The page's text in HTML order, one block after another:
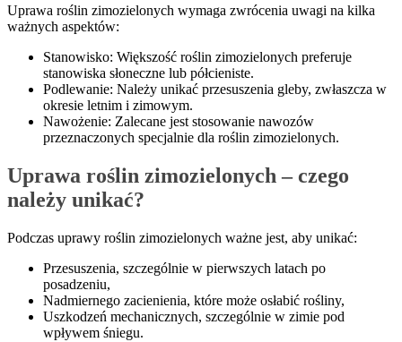
Uprawa roślin zimozielonych wymaga zwrócenia uwagi na kilka
ważnych aspektów:
Stanowisko: Większość roślin zimozielonych preferuje
stanowiska słoneczne lub półcieniste.
Podlewanie: Należy unikać przesuszenia gleby, zwłaszcza w
okresie letnim i zimowym.
Nawożenie: Zalecane jest stosowanie nawozów
przeznaczonych specjalnie dla roślin zimozielonych.
Uprawa roślin zimozielonych – czego
należy unikać?
Podczas uprawy roślin zimozielonych ważne jest, aby unikać:
Przesuszenia, szczególnie w pierwszych latach po
posadzeniu,
Nadmiernego zacienienia, które może osłabić rośliny,
Uszkodzeń mechanicznych, szczególnie w zimie pod
wpływem śniegu.